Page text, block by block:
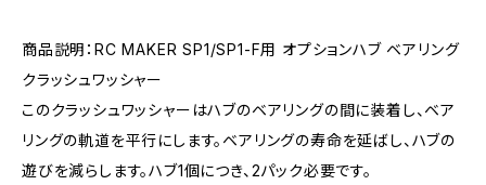
商品説明：RC MAKER SP1/SP1-F用 オプションハブ ベアリング
クラッシュワッシャー
このクラッシュワッシャーはハブのベアリングの間に装着し、ベア
リングの軌道を平行にします。ベアリングの寿命を延ばし、ハブの
遊びを減らします。ハブ1個につき、2パック必要です。